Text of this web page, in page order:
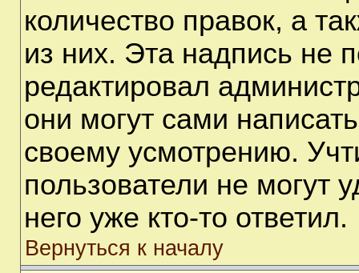
количество правок, а
из них. Эта надпись не
редактировал
они могут сами
своему усмотрению.
пользователи не могут
него уже кто-то ответил.
Вернуться к началу